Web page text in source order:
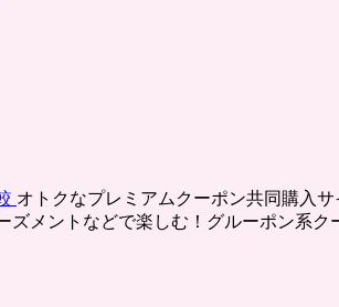
オトクなプレミアムクーポン共同購入
メントなどで楽しむ！グルーポン系